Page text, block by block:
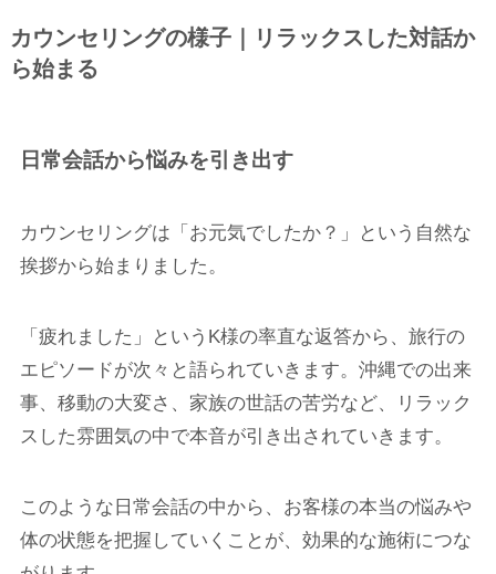
カウンセリングの様子｜リラックスした対話か
ら始まる
日常会話から悩みを引き出す
カウンセリングは「お元気でしたか？」という自然な
挨拶から始まりました。
「疲れました」というK様の率直な返答から、旅行の
エピソードが次々と語られていきます。沖縄での出来
事、移動の大変さ、家族の世話の苦労など、リラック
スした雰囲気の中で本音が引き出されていきます。
このような日常会話の中から、お客様の本当の悩みや
体の状態を把握していくことが、効果的な施術につな